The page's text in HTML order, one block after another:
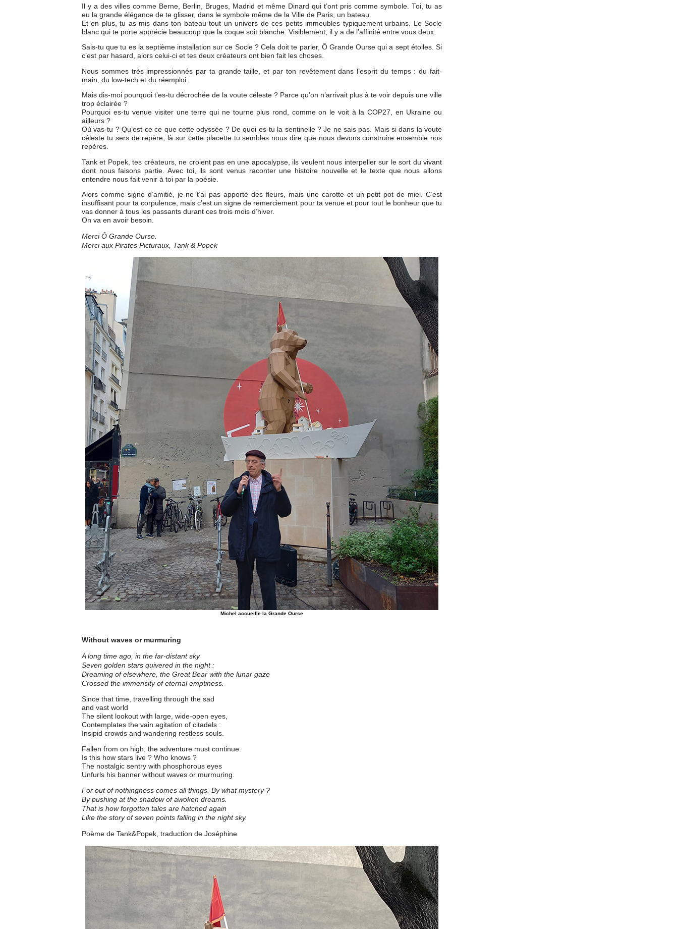
Il y a des villes comme Berne, Berlin, Bruges, Madrid et même Dinard qui t’ont pris comme symbole. Toi, tu as
eu la grande élégance de te glisser, dans le symbole même de la Ville de Paris, un bateau.
Et en plus, tu as mis dans ton bateau tout un univers de ces petits immeubles typiquement urbains. Le Socle
blanc qui te porte apprécie beaucoup que la coque soit blanche. Visiblement, il y a de l’affinité entre vous deux.
Sais-tu que tu es la septième installation sur ce Socle ? Cela doit te parler, Ô Grande Ourse qui a sept étoiles. Si
c’est par hasard, alors celui-ci et tes deux créateurs ont bien fait les choses.
Nous sommes très impressionnés par ta grande taille, et par ton revêtement dans l’esprit du temps : du fait-
main, du low-tech et du réemploi.
Mais dis-moi pourquoi t’es-tu décrochée de la voute céleste ? Parce qu’on n’arrivait plus à te voir depuis une ville
trop éclairée ?
Pourquoi es-tu venue visiter une terre qui ne tourne plus rond, comme on le voit à la COP27, en Ukraine ou
ailleurs ?
Où vas-tu ? Qu’est-ce ce que cette odyssée ? De quoi es-tu la sentinelle ? Je ne sais pas. Mais si dans la voute
céleste tu sers de repère, là sur cette placette tu sembles nous dire que nous devons construire ensemble nos
repères.
Tank et Popek, tes créateurs, ne croient pas en une apocalypse, ils veulent nous interpeller sur le sort du vivant
dont nous faisons partie. Avec toi, ils sont venus raconter une histoire nouvelle et le texte que nous allons
entendre nous fait venir à toi par la poésie.
Alors comme signe d’amitié, je ne t’ai pas apporté des fleurs, mais une carotte et un petit pot de miel. C’est
insuffisant pour ta corpulence, mais c’est un signe de remerciement pour ta venue et pour tout le bonheur que tu
vas donner à tous les passants durant ces trois mois d’hiver.
On va en avoir besoin.
Merci Ô Grande Ourse.
Merci aux Pirates Picturaux, Tank & Popek
Michel accueille la Grande Ourse
Without waves or murmuring
A long time ago, in the far-distant sky
Seven golden stars quivered in the night :
Dreaming of elsewhere, the Great Bear with the lunar gaze
Crossed the immensity of eternal emptiness.
Since that time, travelling through the sad
and vast world
The silent lookout with large, wide-open eyes,
Contemplates the vain agitation of citadels :
Insipid crowds and wandering restless souls.
Fallen from on high, the adventure must continue.
Is this how stars live ? Who knows ?
The nostalgic sentry with phosphorous eyes
Unfurls his banner without waves or murmuring.
For out of nothingness comes all things. By what mystery ?
By pushing at the shadow of awoken dreams.
That is how forgotten tales are hatched again
Like the story of seven points falling in the night sky.
Poème de Tank&Popek, traduction de Joséphine